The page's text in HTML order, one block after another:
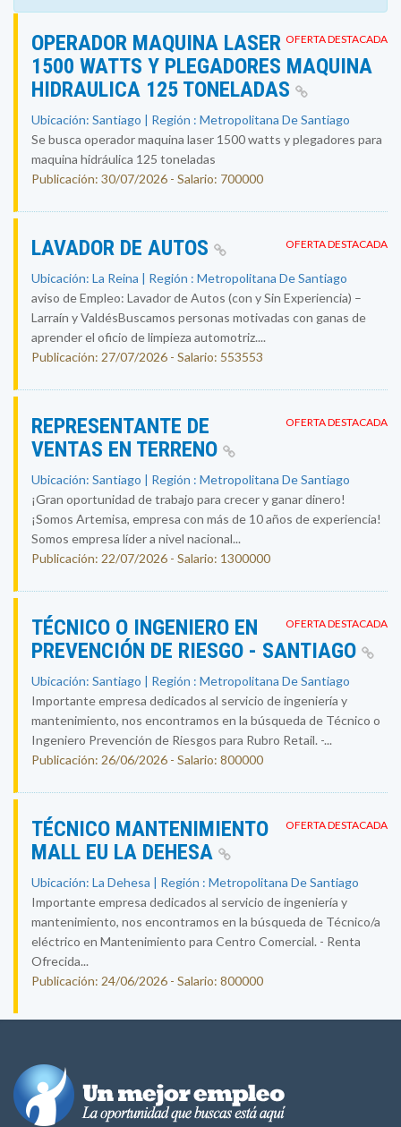
OFERTA DESTACADA
OPERADOR MAQUINA LASER
1500 WATTS Y PLEGADORES MAQUINA
HIDRAULICA 125 TONELADAS
Ubicación: Santiago | Región : Metropolitana De Santiago
Se busca operador maquina laser 1500 watts y plegadores para
maquina hidráulica 125 toneladas
Publicación: 30/07/2026 - Salario: 700000
OFERTA DESTACADA
LAVADOR DE AUTOS
Ubicación: La Reina | Región : Metropolitana De Santiago
aviso de Empleo: Lavador de Autos (con y Sin Experiencia) –
Larraín y ValdésBuscamos personas motivadas con ganas de
aprender el oficio de limpieza automotriz....
Publicación: 27/07/2026 - Salario: 553553
OFERTA DESTACADA
REPRESENTANTE DE
VENTAS EN TERRENO
Ubicación: Santiago | Región : Metropolitana De Santiago
¡Gran oportunidad de trabajo para crecer y ganar dinero!
¡Somos Artemisa, empresa con más de 10 años de experiencia!
Somos empresa líder a nivel nacional...
Publicación: 22/07/2026 - Salario: 1300000
OFERTA DESTACADA
TÉCNICO O INGENIERO EN
PREVENCIÓN DE RIESGO - SANTIAGO
Ubicación: Santiago | Región : Metropolitana De Santiago
Importante empresa dedicados al servicio de ingeniería y
mantenimiento, nos encontramos en la búsqueda de Técnico o
Ingeniero Prevención de Riesgos para Rubro Retail. -...
Publicación: 26/06/2026 - Salario: 800000
OFERTA DESTACADA
TÉCNICO MANTENIMIENTO
MALL EU LA DEHESA
Ubicación: La Dehesa | Región : Metropolitana De Santiago
Importante empresa dedicados al servicio de ingeniería y
mantenimiento, nos encontramos en la búsqueda de Técnico/a
eléctrico en Mantenimiento para Centro Comercial. - Renta
Ofrecida...
Publicación: 24/06/2026 - Salario: 800000